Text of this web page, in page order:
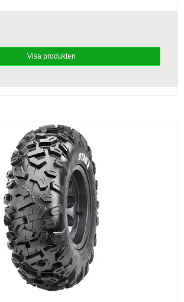
Visa produkten